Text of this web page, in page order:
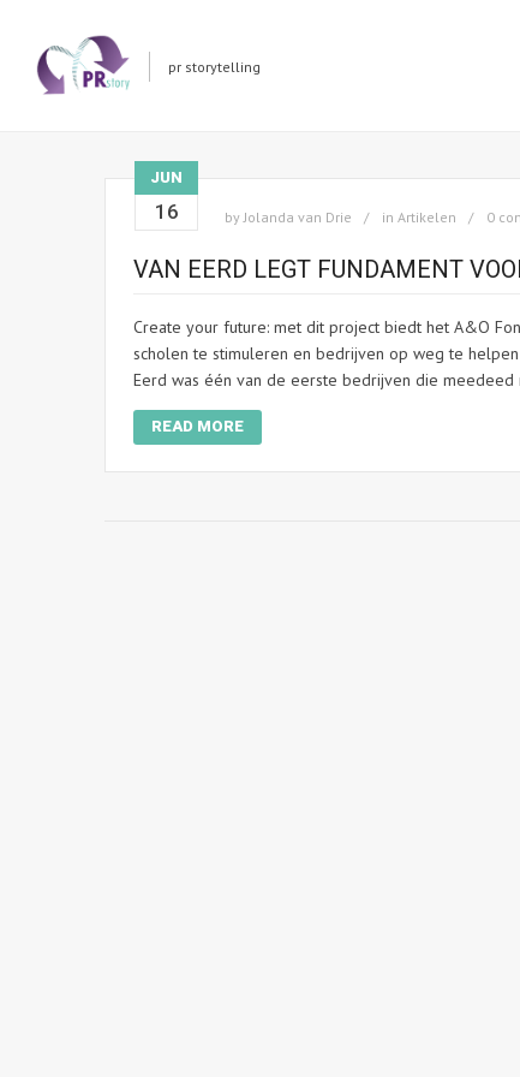
pr storytelling
JUN
16 byJolanda van Drie in Artikelen 0
VAN EERD LEGT FUNDAMENT
Create your future: met dit project biedt het A&O
scholen te stimuleren en bedrijven op weg te
Eerd was één van de eerste bedrijven die meedeed
READ MORE